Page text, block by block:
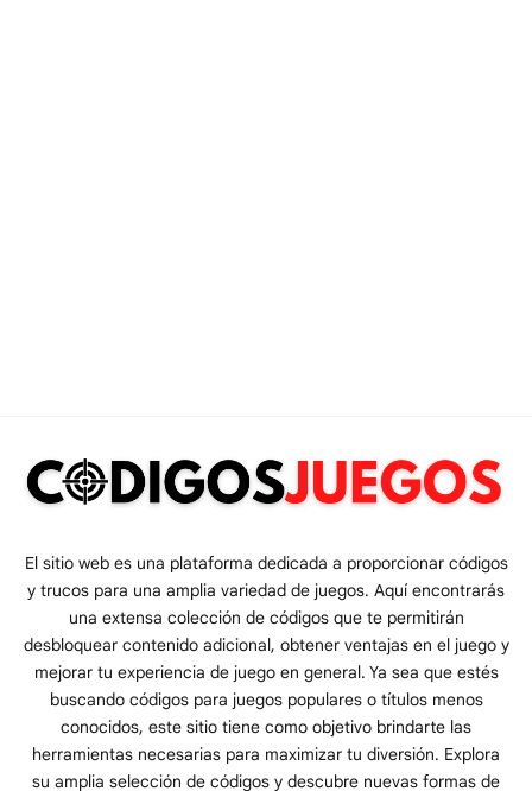
El sitio web es una plataforma dedicada a proporcionar códigos
y trucos para una amplia variedad de juegos. Aquí encontrarás
una extensa colección de códigos que te permitirán
desbloquear contenido adicional, obtener ventajas en el juego y
mejorar tu experiencia de juego en general. Ya sea que estés
buscando códigos para juegos populares o títulos menos
conocidos, este sitio tiene como objetivo brindarte las
herramientas necesarias para maximizar tu diversión. Explora
su amplia selección de códigos y descubre nuevas formas de